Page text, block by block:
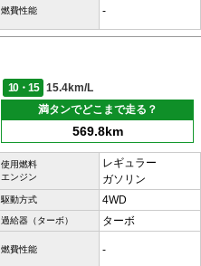
燃費性能 -
10・15
15.4km/L
満タンでどこまで走る？
569.8km
使用燃料
エンジン
レギュラー
ガソリン
駆動方式 4WD
過給器（ターボ） ターボ
燃費性能 -